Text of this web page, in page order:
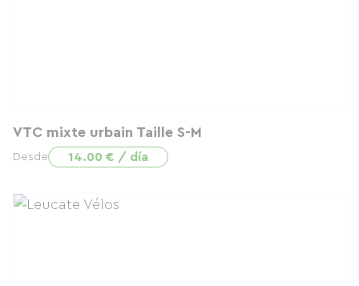
VTC mixte urbain Taille S-M
Desde 14.00 € / día